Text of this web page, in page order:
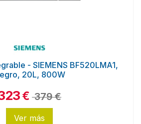
- SIEMENS BF520LMA1,
20L, 800W
€ 379 €
Ver más